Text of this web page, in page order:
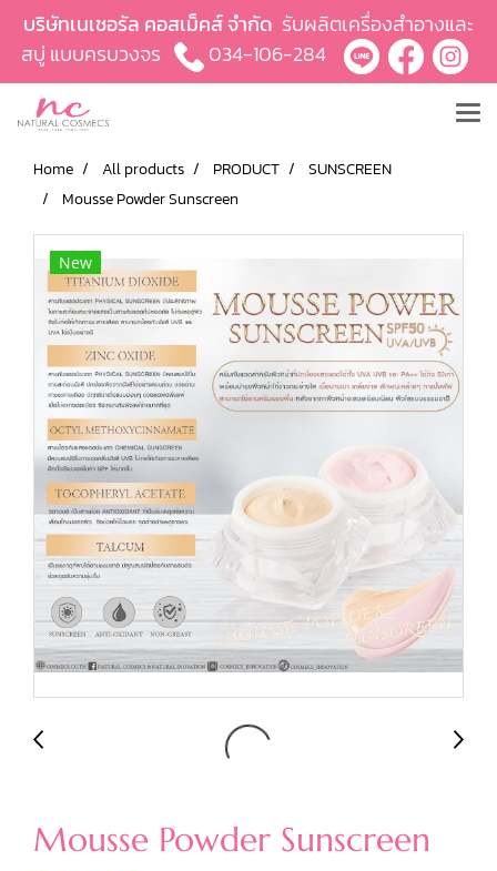
บริษัทเนเชอรัล คอสเม็คส์ จำกัด รับผลิตเครื่องสำอางและ
สบู่ แบบครบวงจร
034-106-284
Home All products PRODUCT
SUNSCREEN
Mousse Powder Sunscreen
New
Mousse Powder Sunscreen